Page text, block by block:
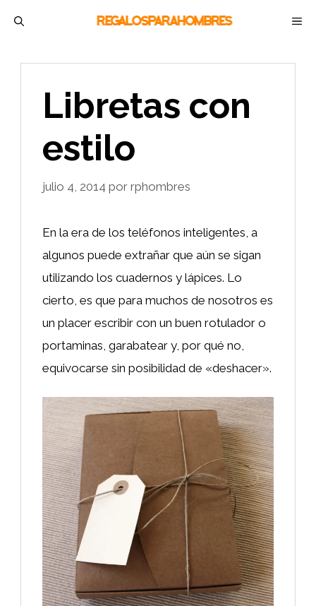
Libretas con
estilo
julio 4, 2014 por rphombres
En la era de los teléfonos inteligentes, a
algunos puede extrañar que aún se sigan
utilizando los cuadernos y lápices. Lo
cierto, es que para muchos de nosotros es
un placer escribir con un buen rotulador o
portaminas, garabatear y, por qué no,
equivocarse sin posibilidad de «deshacer».